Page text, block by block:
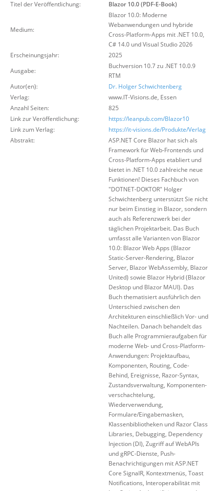
Über uns
Titel der Veröffentlichung:
Blazor 10.0 (PDF-E-Book)
Medium:
Blazor 10.0: Moderne
Webanwendungen und hybride
Cross-Platform-Apps mit .NET 10.0,
C# 14.0 und Visual Studio 2026
Erscheinungsjahr:
2025
Ausgabe:
Buchversion 10.7 zu .NET 10.0.9
RTM
Autor(en):
Dr. Holger Schwichtenberg
Verlag:
www.IT-Visions.de, Essen
Anzahl Seiten:
825
Link zur Veröffentlichung:
https://leanpub.com/Blazor10
Link zum Verlag:
https://it-visions.de/Produkte/Verlag
Abstrakt:
ASP.NET Core Blazor hat sich als
Framework für Web-Frontends und
Cross-Platform-Apps etabliert und
bietet in .NET 10.0 zahlreiche neue
Funktionen! Dieses Fachbuch von
"DOTNET-DOKTOR" Holger
Schwichtenberg unterstützt Sie nicht
nur beim Einstieg in Blazor, sondern
auch als Referenzwerk bei der
täglichen Projektarbeit. Das Buch
umfasst alle Varianten von Blazor
10.0: Blazor Web Apps (Blazor
Static-Server-Rendering, Blazor
Server, Blazor WebAssembly, Blazor
United) sowie Blazor Hybrid (Blazor
Desktop und Blazor MAUI). Das
Buch thematisiert ausführlich den
Unterschied zwischen den
Architekturen einschließlich Vor- und
Nachteilen. Danach behandelt das
Buch alle Programmieraufgaben für
moderne Web- und Cross-Platform-
Anwendungen: Projektaufbau,
Komponenten, Routing, Code-
Behind, Ereignisse, Razor-Syntax,
Zustandsverwaltung, Komponenten-
verschachtelung,
Wiederverwendung,
Formulare/Eingabemasken,
Klassenbibliotheken und Razor Class
Libraries, Debugging, Dependency
Injection (DI), Zugriff auf WebAPIs
und gRPC-Dienste, Push-
Benachrichtigungen mit ASP.NET
Core SignalR, Kontextmenüs, Toast
Notifications, Interoperabilität mit